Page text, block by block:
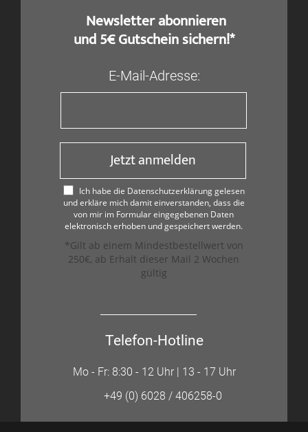
​ Newsletter abonnieren
und 5€ Gutschein sichern!*
E-Mail-Adresse:
Jetzt anmelden
Ich habe die Datenschutzerklärung gelesen
und erkläre mich damit einverstanden, dass die
von mir im Formular eingegebenen Daten
elektronisch erhoben und gespeichert werden.
*Gilt ab einem Mindestbestellwert von
250€, ab Erhalt dieser Mail 2 Wochen
gültig
Telefon-Hotline
Mo - Fr: 8:30 - 12 Uhr | 13 - 17 Uhr
+49 (0) 6028 / 406258-0